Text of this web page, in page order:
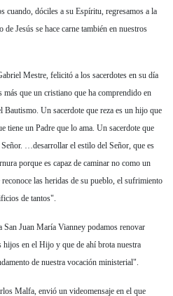
cuando, dóciles a su Espíritu, regresamos a la
Jesús se hace carne también en nuestros
Mestre, felicitó a los sacerdotes en su día
que un cristiano que ha comprendido en
Un sacerdote que reza es un hijo que
tiene un Padre que lo ama. Un sacerdote que
Señor. …desarrollar el estilo del Señor, que es
porque es capaz de caminar no como un
las heridas de su pueblo, el sufrimiento
de tantos".
San Juan María Vianney podamos renovar
en el Hijo y que de ahí brota nuestra
de nuestra vocación ministerial".
Malfa, envió un videomensaje en el que